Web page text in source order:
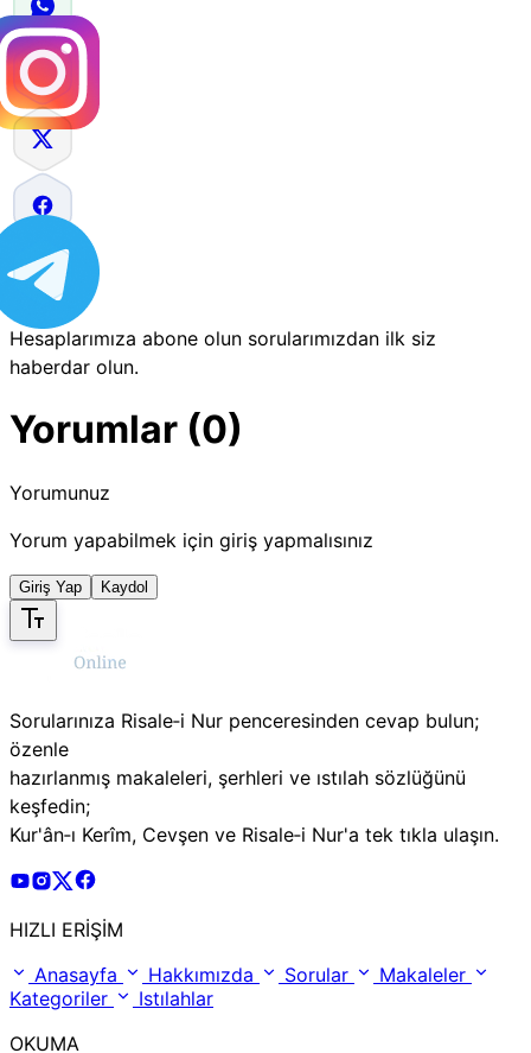
Hesaplarımıza abone olun sorularımızdan ilk siz
haberdar olun.
Yorumlar (0)
Yorumunuz
Yorum yapabilmek için giriş yapmalısınız
Giriş Yap Kaydol
Sorularınıza Risale‑i Nur penceresinden cevap bulun;
özenle
hazırlanmış makaleleri, şerhleri ve ıstılah sözlüğünü
keşfedin;
Kur'ân‑ı Kerîm, Cevşen ve Risale‑i Nur'a tek tıkla ulaşın.
Risale Online Youtube Hesabı
Risale Online Instagram Hesabı
Risale Online X Hesabı
HIZLI ERİŞİM
Anasayfa
Hakkımızda Sorular
Makaleler
Kategoriler
Istılahlar
OKUMA